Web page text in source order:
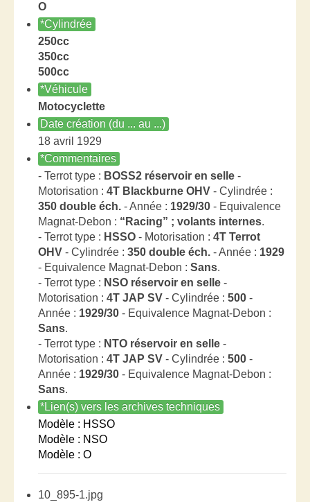
O
*Cylindrée
250cc
350cc
500cc
*Véhicule
Motocyclette
Date création (du ... au ...)
18 avril 1929
*Commentaires
- Terrot type : BOSS2 réservoir en selle -
Motorisation : 4T Blackburne OHV - Cylindrée :
350 double éch. - Année : 1929/30 - Equivalence
Magnat-Debon : “Racing” ; volants internes.
- Terrot type : HSSO - Motorisation : 4T Terrot
OHV - Cylindrée : 350 double éch. - Année : 1929
- Equivalence Magnat-Debon : Sans.
- Terrot type : NSO réservoir en selle -
Motorisation : 4T JAP SV - Cylindrée : 500 -
Année : 1929/30 - Equivalence Magnat-Debon :
Sans.
- Terrot type : NTO réservoir en selle -
Motorisation : 4T JAP SV - Cylindrée : 500 -
Année : 1929/30 - Equivalence Magnat-Debon :
Sans.
*Lien(s) vers les archives techniques
Modèle : HSSO
Modèle : NSO
Modèle : O
10_895-1.jpg